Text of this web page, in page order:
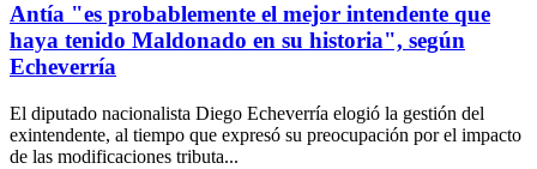
Antía "es probablemente el mejor intendente que
haya tenido Maldonado en su historia", según
Echeverría
El diputado nacionalista Diego Echeverría elogió la gestión del
exintendente, al tiempo que expresó su preocupación por el impacto
de las modificaciones tributa...